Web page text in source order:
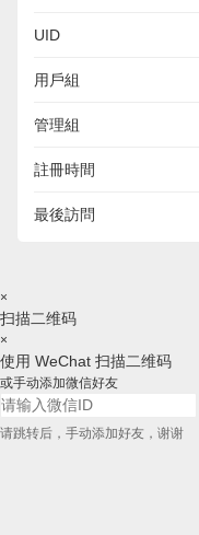
UID
用戶組
管理組
註冊時間
最後訪問
×
扫描二维码
×
使用 WeChat 扫描二维码
或手动添加微信好友
请跳转后，手动添加好友，谢谢